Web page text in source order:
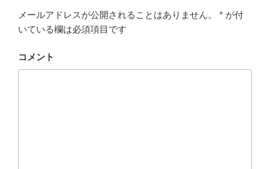
メールアドレスが公開されることはありません。 * が付
いている欄は必須項目です
コメント